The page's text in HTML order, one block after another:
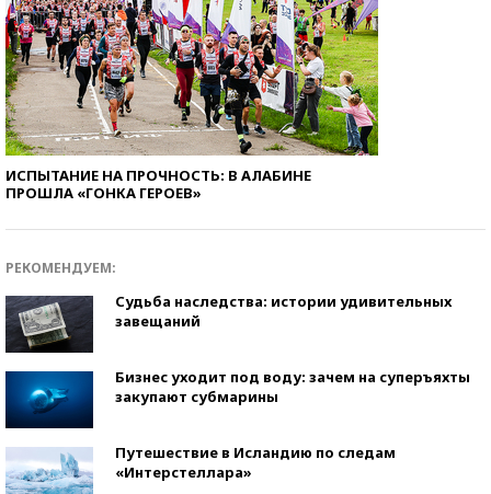
ИСПЫТАНИЕ НА ПРОЧНОСТЬ: В АЛАБИНЕ
ПРОШЛА «ГОНКА ГЕРОЕВ»
РЕКОМЕНДУЕМ:
Судьба наследства: истории удивительных
завещаний
Бизнес уходит под воду: зачем на суперъяхты
закупают субмарины
Путешествие в Исландию по следам
«Интерстеллара»